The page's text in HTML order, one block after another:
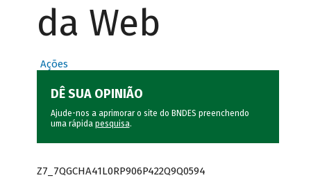
da Web
Ações
DÊ SUA OPINIÃO
Ajude-nos a aprimorar o site do BNDES preenchendo
uma rápida pesquisa.
Z7_7QGCHA41L0RP906P422Q9Q0594